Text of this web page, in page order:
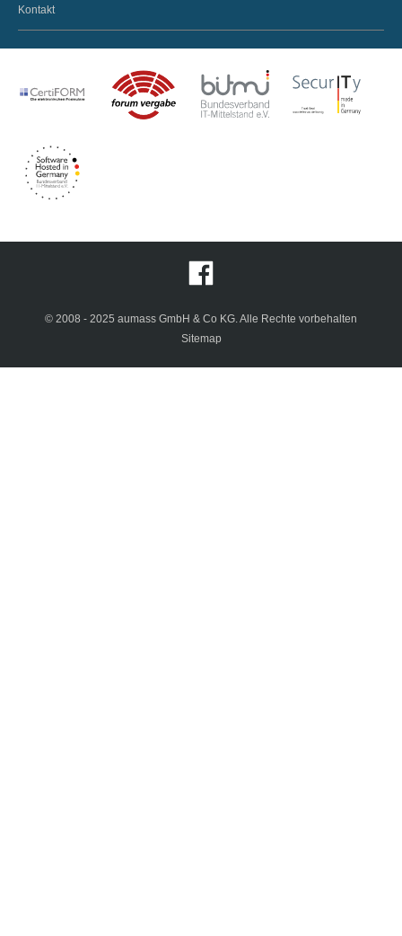
Kontakt
© 2008 - 2025 aumass GmbH & Co KG. Alle Rechte vorbehalten
Sitemap